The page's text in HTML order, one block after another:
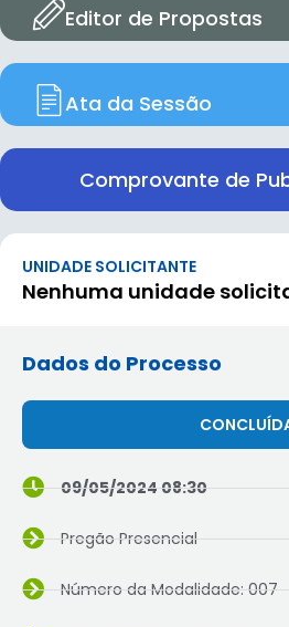
Editor de Propostas
Ata da Sessão
Comprovante de
UNIDADE SOLICITANTE
Nenhuma unidade
Dados do Processo
09/05/2024 08:30
Pregão Presencial
Número da Modalidade: 007